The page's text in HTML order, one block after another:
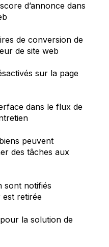
d’annonce dans
de conversion de
de site web
sur la page
dans le flux de
peuvent
des tâches aux
sont notifiés
est retirée
la solution de